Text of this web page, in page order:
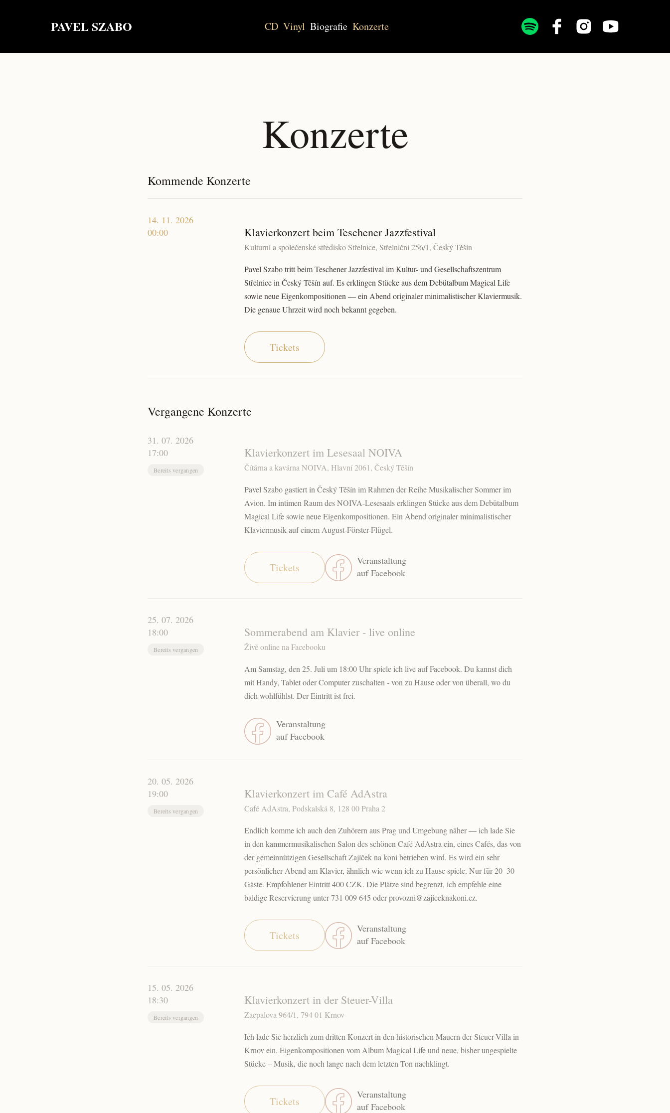
PAVEL SZABO CD Vinyl Biografie Konzerte
Konzerte
Kommende Konzerte
14. 11. 2026
00:00
Klavierkonzert beim Teschener Jazzfestival
Kulturní a společenské středisko Střelnice, Střelniční 256/1, Český Těšín
Pavel Szabo tritt beim Teschener Jazzfestival im Kultur- und Gesellschaftszentrum
Střelnice in Český Těšín auf. Es erklingen Stücke aus dem Debütalbum Magical Life
sowie neue Eigenkompositionen — ein Abend originaler minimalistischer Klaviermusik.
Die genaue Uhrzeit wird noch bekannt gegeben.
Tickets
Vergangene Konzerte
31. 07. 2026
17:00
Bereits vergangen
Klavierkonzert im Lesesaal NOIVA
Čítárna a kavárna NOIVA, Hlavní 2061, Český Těšín
Pavel Szabo gastiert in Český Těšín im Rahmen der Reihe Musikalischer Sommer im
Avion. Im intimen Raum des NOIVA-Lesesaals erklingen Stücke aus dem Debütalbum
Magical Life sowie neue Eigenkompositionen. Ein Abend originaler minimalistischer
Klaviermusik auf einem August-Förster-Flügel.
Tickets
Veranstaltung
auf Facebook
25. 07. 2026
18:00
Bereits vergangen
Sommerabend am Klavier - live online
Živě online na Facebooku
Am Samstag, den 25. Juli um 18:00 Uhr spiele ich live auf Facebook. Du kannst dich
mit Handy, Tablet oder Computer zuschalten - von zu Hause oder von überall, wo du
dich wohlfühlst. Der Eintritt ist frei.
Veranstaltung
auf Facebook
20. 05. 2026
19:00
Bereits vergangen
Klavierkonzert im Café AdAstra
Café AdAstra, Podskalská 8, 128 00 Praha 2
Endlich komme ich auch den Zuhörern aus Prag und Umgebung näher — ich lade Sie
in den kammermusikalischen Salon des schönen Café AdAstra ein, eines Cafés, das von
der gemeinnützigen Gesellschaft Zajíček na koni betrieben wird. Es wird ein sehr
persönlicher Abend am Klavier, ähnlich wie wenn ich zu Hause spiele. Nur für 20–30
Gäste. Empfohlener Eintritt 400 CZK. Die Plätze sind begrenzt, ich empfehle eine
baldige Reservierung unter 731 009 645 oder provozni@zajiceknakoni.cz.
Tickets
Veranstaltung
auf Facebook
15. 05. 2026
18:30
Bereits vergangen
Klavierkonzert in der Steuer-Villa
Zacpalova 964/1, 794 01 Krnov
Ich lade Sie herzlich zum dritten Konzert in den historischen Mauern der Steuer-Villa in
Krnov ein. Eigenkompositionen vom Album Magical Life und neue, bisher ungespielte
Stücke – Musik, die noch lange nach dem letzten Ton nachklingt.
Tickets
Veranstaltung
auf Facebook